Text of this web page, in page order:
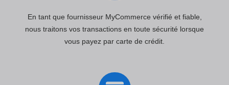
En tant que fournisseur MyCommerce vérifié et fiable,
nous traitons vos transactions en toute sécurité lorsque
vous payez par carte de crédit.